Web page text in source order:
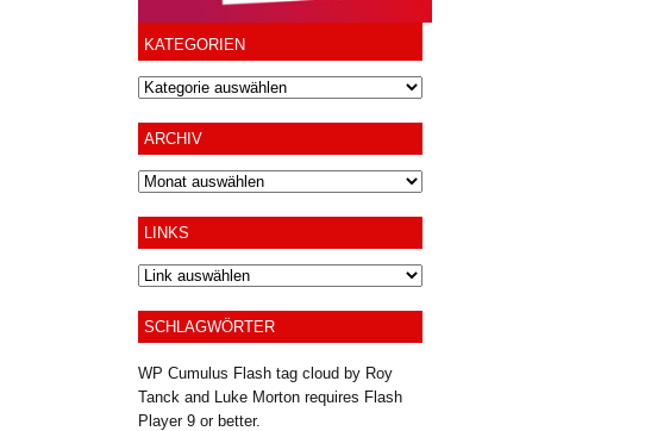
KATEGORIEN
ARCHIV
Archiv
LINKS
SCHLAGWÖRTER
WP Cumulus Flash tag cloud by Roy
Tanck and Luke Morton requires Flash
Player9 or better.